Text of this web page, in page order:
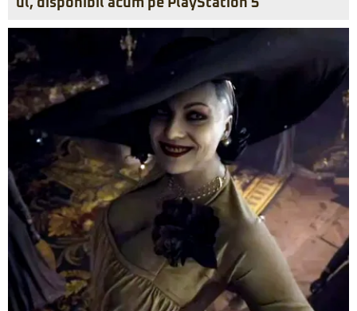
ul, disponibil acum pe PlayStation 5